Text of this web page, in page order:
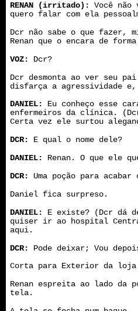
RENAN (irritado):
Você
quero falar com ela
Dcr não sabe o que fazer,
Renan que o encara de forma
VOZ:
Dcr?
Dcr desmonta ao ver seu
disfarça a agressividade
DANIEL:
Eu conheço esse
enfermeiros da clínica.
Certa vez ele surtou
DCR:
E qual o nome dele?
DANIEL:
Renan. O que ele
DCR:
Uma poção para
Daniel fica surpreso.
DANIEL:
E existe? (Dcr dá
quiser ir ao hospital
aqui.
DCR:
Pode deixar; Vou
Corta para Exterior da loja
Renan espreita ao lado da
tela.